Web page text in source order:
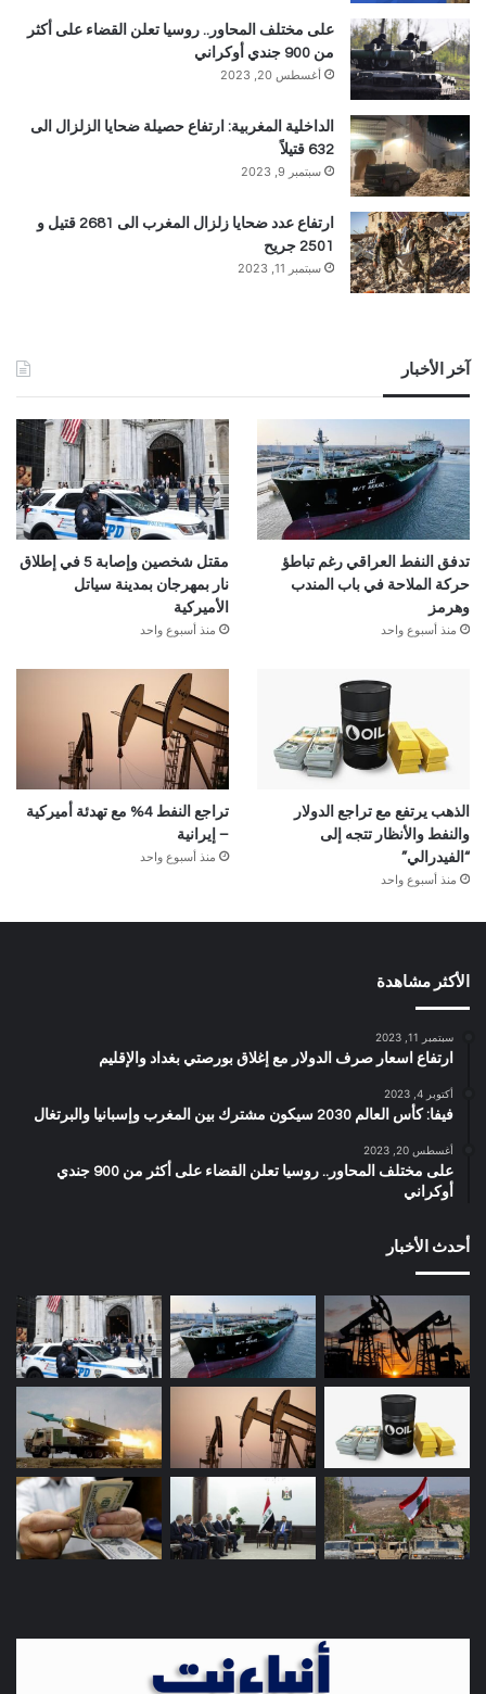
على مختلف المحاور.. روسيا تعلن القضاء على أكثر
من 900 جندي أوكراني
أغسطس 20, 2023
الداخلية المغربية: ارتفاع حصيلة ضحايا الزلزال الى
632 قتيلاً
سبتمبر 9, 2023
ارتفاع عدد ضحايا زلزال المغرب الى 2681 قتيل و
2501 جريح
سبتمبر 11, 2023
آخر الأخبار
تدفق النفط العراقي رغم تباطؤ
حركة الملاحة في باب المندب
وهرمز
منذ أسبوع واحد
مقتل شخصين وإصابة 5 في إطلاق
نار بمهرجان بمدينة سياتل
الأميركية
منذ أسبوع واحد
الذهب يرتفع مع تراجع الدولار
والنفط والأنظار تتجه إلى
“الفيدرالي”
منذ أسبوع واحد
تراجع النفط 4% مع تهدئة أميركية
– إيرانية
منذ أسبوع واحد
الأكثر مشاهدة
سبتمبر 11, 2023
ارتفاع اسعار صرف الدولار مع إغلاق بورصتي بغداد والإقليم
أكتوبر 4, 2023
فيفا: كأس العالم 2030 سيكون مشترك بين المغرب وإسبانيا والبرتغال
أغسطس 20, 2023
على مختلف المحاور.. روسيا تعلن القضاء على أكثر من 900 جندي
أوكراني
أحدث الأخبار